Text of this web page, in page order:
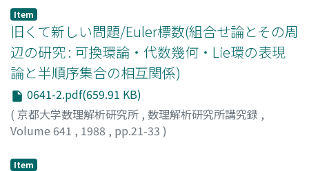
Item
旧くて新しい問題/Euler標数(組合せ論とその周
辺の研究 : 可換環論・代数幾何・Lie環の表現
論と半順序集合の相互関係)
0641-2.pdf(659.91 KB)
( 京都大学数理解析研究所 , 数理解析研究所講究録 ,
Volume 641 , 1988 , pp.21-33 )
Item